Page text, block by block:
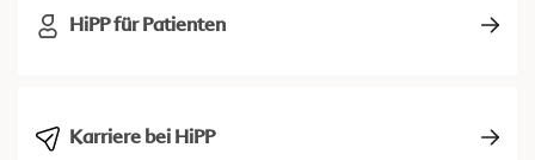
HiPP für Patienten
Karriere bei HiPP